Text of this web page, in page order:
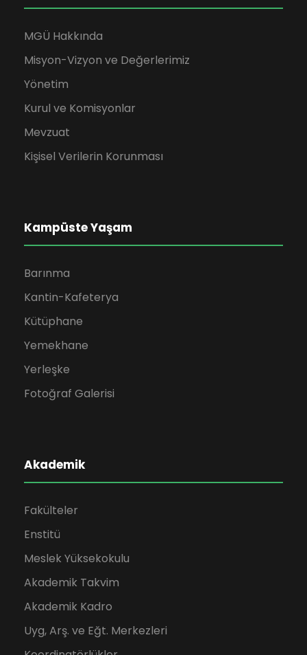
MGÜ Hakkında
Misyon-Vizyon ve Değerlerimiz
Yönetim
Kurul ve Komisyonlar
Mevzuat
Kişisel Verilerin Korunması
Kampüste Yaşam
Barınma
Kantin-Kafeterya
Kütüphane
Yemekhane
Yerleşke
Fotoğraf Galerisi
Akademik
Fakülteler
Enstitü
Meslek Yüksekokulu
Akademik Takvim
Akademik Kadro
Uyg, Arş. ve Eğt. Merkezleri